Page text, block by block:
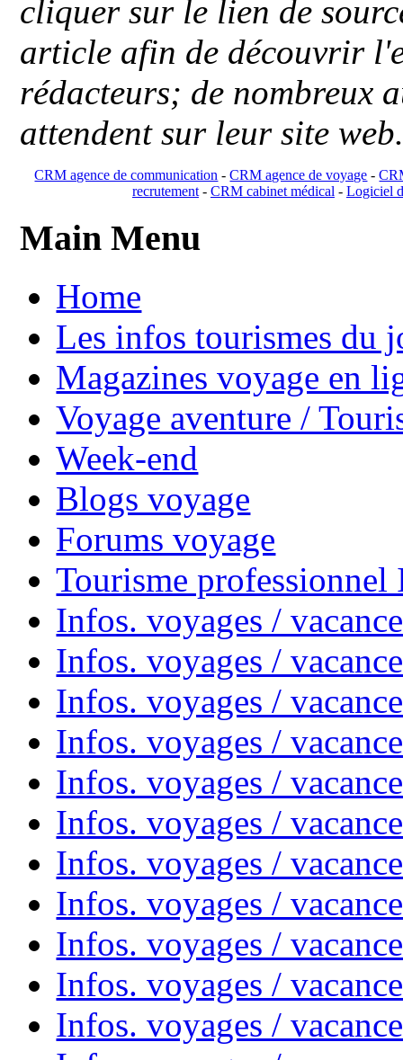
cliquer sur le lien de
article afin de découvrir
rédacteurs; de nombreux
attendent sur leur site
CRM agence de communication -CRM agence de voyage -
recrutement- CRM cabinet médical- Logiciel
Main Menu
Home
Les infos tourismes du
Magazines voyage en
Voyage aventure /
Week-end
Blogs voyage
Forums voyage
Tourisme
Infos. voyages /
Infos. voyages /
Infos. voyages /
Infos. voyages /
Infos. voyages /
Infos. voyages /
Infos. voyages /
Infos. voyages /
Infos. voyages /
Infos. voyages /
Infos. voyages /